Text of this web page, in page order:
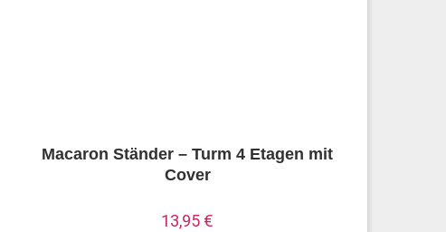
Macaron Ständer – Turm 4 Etagen mit
Cover
13,95 €